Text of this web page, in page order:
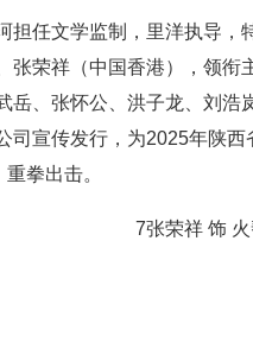
担任文学监制，里洋执导，
张荣祥（中国香港），领
岳、张怀公、洪子龙、刘
司宣传发行，为2025年陕
拳出击。